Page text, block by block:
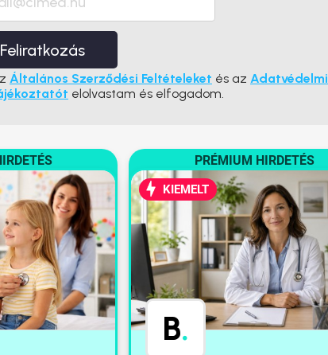
Feliratkozás
Általános Szerződési Feltételeket és az Adatvédelmi
elolvastam és elfogadom.
PRÉMIUM HIRDETÉS
KIEMELT
B.